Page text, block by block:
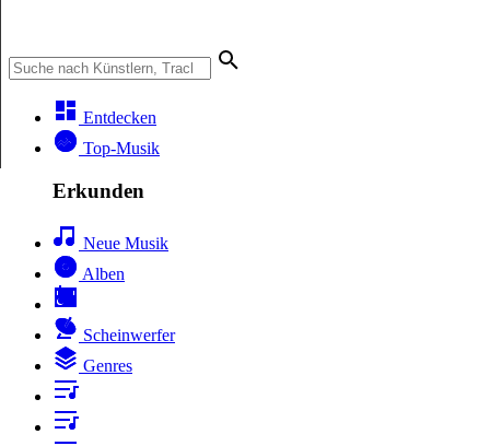
Entdecken
Top-Musik
Erkunden
Neue Musik
Alben
Scheinwerfer
Genres